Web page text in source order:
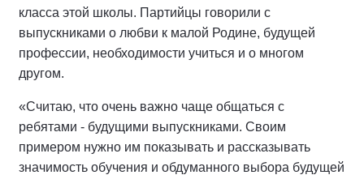
класса этой школы. Партийцы говорили с
выпускниками о любви к малой Родине, будущей
профессии, необходимости учиться и о многом
другом.
«Считаю, что очень важно чаще общаться с
ребятами - будущими выпускниками. Своим
примером нужно им показывать и рассказывать
значимость обучения и обдуманного выбора будущей